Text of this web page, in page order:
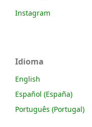
Instagram
Idioma
English
Español (España)
Português (Portugal)